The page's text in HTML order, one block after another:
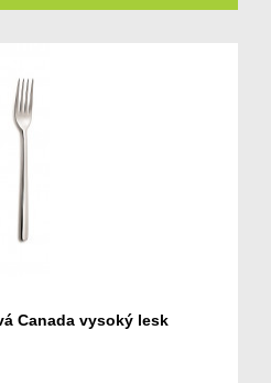
Canada vysoký lesk